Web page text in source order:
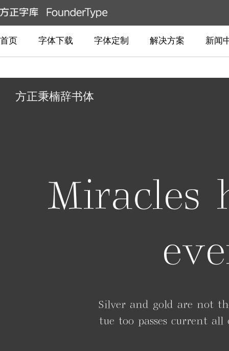
首页 字体下载 字体定制 解决方案 新闻
方正秉楠辞书体
Miracles
Silver and gold are not
tue too passes current